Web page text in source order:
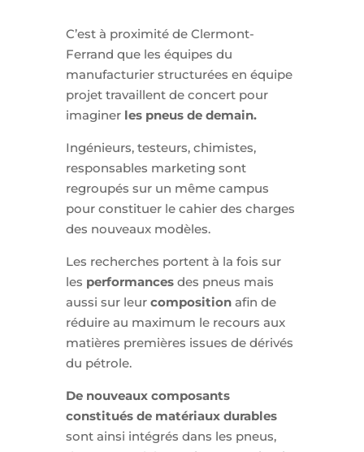
C’est à proximité de Clermont-
Ferrand que les équipes du
manufacturier structurées en équipe
projet travaillent de concert pour
imaginer les pneus de demain.
Ingénieurs, testeurs, chimistes,
responsables marketing sont
regroupés sur un même campus
pour constituer le cahier des charges
des nouveaux modèles.
Les recherches portent à la fois sur
les performancesdes pneus mais
aussi sur leur compositionafin de
réduire au maximum le recours aux
matières premières issues de dérivés
du pétrole.
De nouveaux composants
constitués de matériaux durables
sont ainsi intégrés dans les pneus,